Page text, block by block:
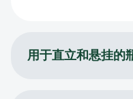
用于直立和悬挂的